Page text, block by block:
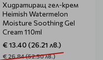
Хидратиращ гел-крем
Heimish Watermelon
Moisture Soothing Gel
Cream 110ml
€ 13.40 (26.21 лв.)
€ 26.84 (52.50 лв.)